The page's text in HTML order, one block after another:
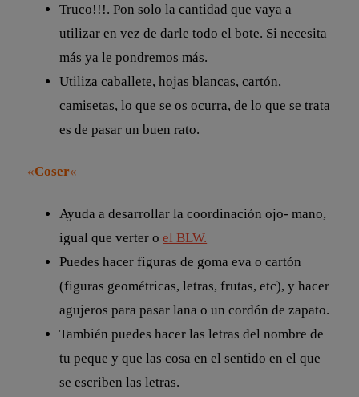
Truco!!!. Pon solo la cantidad que vaya a
utilizar en vez de darle todo el bote. Si necesita
más ya le pondremos más.
Utiliza caballete, hojas blancas, cartón,
camisetas, lo que se os ocurra, de lo que se trata
es de pasar un buen rato.
«Coser«
Ayuda a desarrollar la coordinación ojo- mano,
igual que verter oel BLW.
Puedes hacer figuras de goma eva o cartón
(figuras geométricas, letras, frutas, etc), y hacer
agujeros para pasar lana o un cordón de zapato.
También puedes hacer las letras del nombre de
tu peque y que las cosa en el sentido en el que
se escriben las letras.